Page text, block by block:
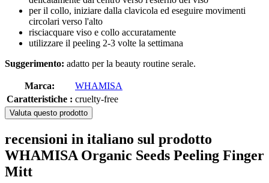
per il collo, iniziare dalla clavicola ed eseguire movimenti
circolari verso l'alto
risciacquare viso e collo accuratamente
utilizzare il peeling 2-3 volte la settimana
Suggerimento: adatto per la beauty routine serale.
Marca:
WHAMISA
Caratteristiche : cruelty-free
Valuta questo prodotto
recensioni in italiano sul prodotto
WHAMISA Organic Seeds Peeling Finger
Mitt